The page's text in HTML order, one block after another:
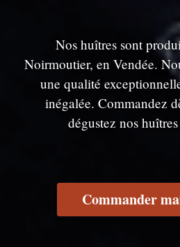
Nos huîtres sont
Noirmoutier, en Vendée.
une qualité
inégalée. Commandez
dégustez nos
Commander